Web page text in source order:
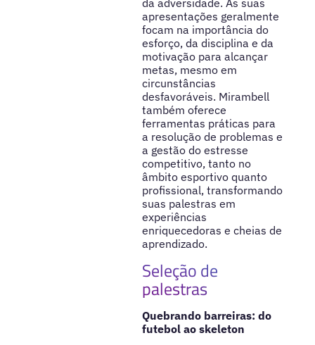
da adversidade. As suas
apresentações geralmente
focam na importância do
esforço, da disciplina e da
motivação para alcançar
metas, mesmo em
circunstâncias
desfavoráveis. Mirambell
também oferece
ferramentas práticas para
a resolução de problemas e
a gestão do estresse
competitivo, tanto no
âmbito esportivo quanto
profissional, transformando
suas palestras em
experiências
enriquecedoras e cheias de
aprendizado.
Seleção de
palestras
Quebrando barreiras: do
futebol ao skeleton